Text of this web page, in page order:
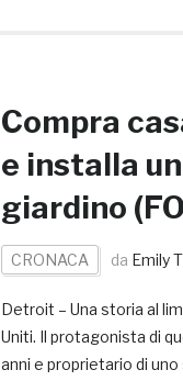
Compra
e installa
giardino
CRONACA da Emily
Detroit – Una storia al
Uniti. Il protagonista di
anni e proprietario di